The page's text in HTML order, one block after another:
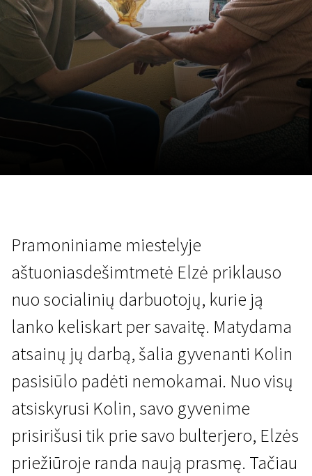
Pramoniniame miestelyje
aštuoniasdešimtmetė Elzė priklauso
nuo socialinių darbuotojų, kurie ją
lanko keliskart per savaitę. Matydama
atsainų jų darbą, šalia gyvenanti Kolin
pasisiūlo padėti nemokamai. Nuo visų
atsiskyrusi Kolin, savo gyvenime
prisirišusi tik prie savo bulterjero, Elzės
priežiūroje randa naują prasmę. Tačiau